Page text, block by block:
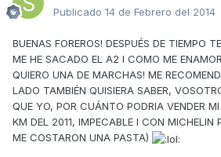
Publicado 14 de Febrero del 2014
BUENAS FOREROS! DESPUÉS DE TIEMPO
ME HE SACADO EL A2 I COMO ME
QUIERO UNA DE MARCHAS! ME
LADO TAMBIÉN QUISIERA SABER,
QUE YO, POR CUÁNTO PODRIA VENDER
KM DEL 2011, IMPECABLE I CON
ME COSTARON UNA PASTA)